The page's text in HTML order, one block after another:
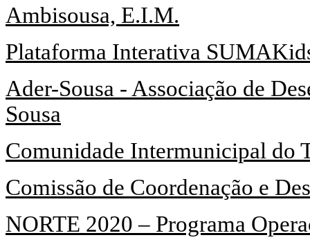
Ambisousa, E.I.M.
Plataforma Interativa
Ader-Sousa - Associação de
Sousa
Comunidade Intermunicipal do
Comissão de Coordenação e
NORTE 2020 – Programa